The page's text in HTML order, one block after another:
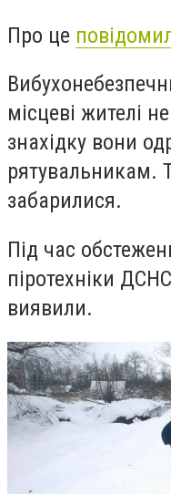
Про це
місцеві жителі
знахідку вони
рятувальникам.
забарилися.
Під час
піротехніки
виявили.